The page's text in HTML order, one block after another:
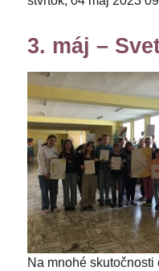
3. máj –
Na mnohé